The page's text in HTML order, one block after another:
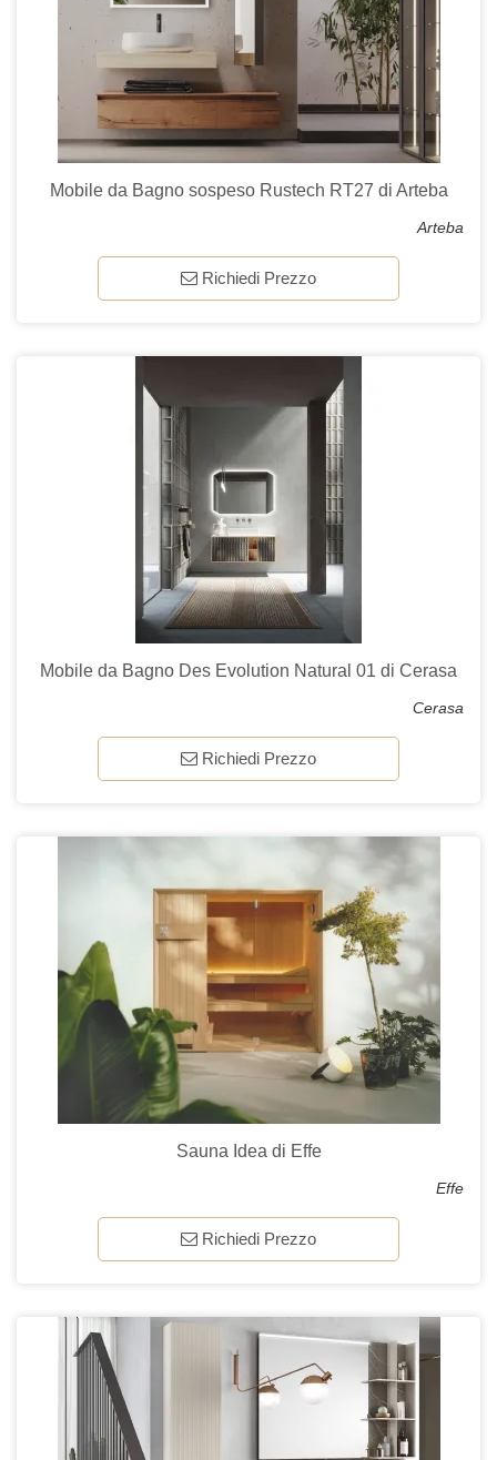
Mobile da Bagno sospeso Rustech RT27 di Arteba
Arteba
Richiedi Prezzo
Mobile da Bagno Des Evolution Natural 01 di Cerasa
Cerasa
Richiedi Prezzo
Sauna Idea di Effe
Effe
Richiedi Prezzo